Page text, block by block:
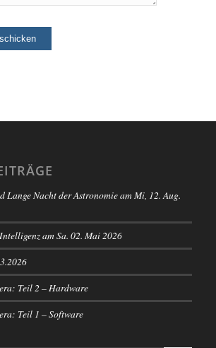
Lange Nacht der Astronomie am Mi, 12. Aug.
am Sa. 02. Mai 2026
Teil 2 – Hardware
Teil 1 – Software